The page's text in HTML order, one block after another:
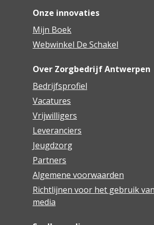
Onze innovaties
Mijn Boek
Webwinkel De Schakel
Over Zorgbedrijf Antwerpen
Bedrijfsprofiel
Vacatures
Vrijwilligers
Leveranciers
Jeugdzorg
Partners
Algemene voorwaarden
Richtlijnen voor het gebruik
media